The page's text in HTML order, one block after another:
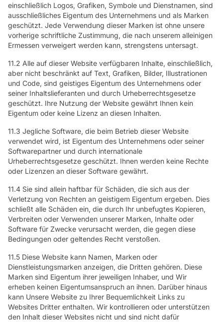
einschließlich Logos, Grafiken, Symbole und Dienstnamen, sind
ausschließliches Eigentum des Unternehmens und als Marken
geschützt. Jede Verwendung dieser Marken ist ohne unsere
vorherige schriftliche Zustimmung, die nach unserem alleinigen
Ermessen verweigert werden kann, strengstens untersagt.
11.2 Alle auf dieser Website verfügbaren Inhalte, einschließlich,
aber nicht beschränkt auf Text, Grafiken, Bilder, Illustrationen
und Code, sind geistiges Eigentum des Unternehmens oder
seiner Inhaltslieferanten und durch Urheberrechtsgesetze
geschützt. Ihre Nutzung der Website gewährt Ihnen kein
Eigentum oder keine Lizenz an diesen Inhalten.
11.3 Jegliche Software, die beim Betrieb dieser Website
verwendet wird, ist Eigentum des Unternehmens oder seiner
Softwarepartner und durch internationale
Urheberrechtsgesetze geschützt. Ihnen werden keine Rechte
oder Lizenzen an dieser Software gewährt.
11.4 Sie sind allein haftbar für Schäden, die sich aus der
Verletzung von Rechten an geistigem Eigentum ergeben. Dies
schließt alle Schäden ein, die durch Ihr unbefugtes Kopieren,
Verbreiten oder Verwenden unserer Marken, Inhalte oder
Software für Zwecke verursacht werden, die gegen diese
Bedingungen oder geltendes Recht verstoßen.
11.5 Diese Website kann Namen, Marken oder
Dienstleistungsmarken anzeigen, die Dritten gehören. Diese
Marken sind Eigentum ihrer jeweiligen Inhaber, und Wir
erheben keinen Eigentumsanspruch an ihnen. Darüber hinaus
kann Unsere Website zu Ihrer Bequemlichkeit Links zu
Websites Dritter enthalten. Wir kontrollieren oder unterstützen
den Inhalt dieser Websites nicht und sind nicht dafür